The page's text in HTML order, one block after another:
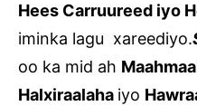
Hees Carruureed iyo
iminka lagu xareediyo.
oo ka mid ah
Halxiraalaha iyo